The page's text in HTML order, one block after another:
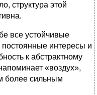
структура этой
все устойчивые
интересы и
к абстрактному
«воздух»,
более сильным